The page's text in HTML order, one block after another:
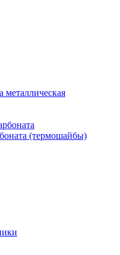
металлическая
(термошайбы)